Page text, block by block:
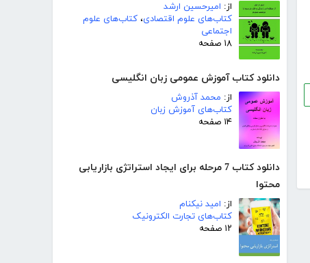
از: امیرحسین ارشد
کتاب‌های علوم اقتصادی، کتاب‌های علوم
اجتماعی
۱۸ صفحه
دانلود کتاب آموزش عمومی زبان انگلیسی
از: محمد آذروش
کتاب‌های آموزش زبان
۱۴ صفحه
دانلود کتاب 7 مرحله برای ایجاد استراتژی بازاریابی
محتوا
از: امید نیکنام
کتاب‌های تجارت الکترونیک
۱۲ صفحه